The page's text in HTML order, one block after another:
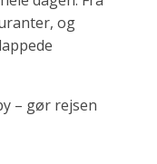
og
– gør rejsen